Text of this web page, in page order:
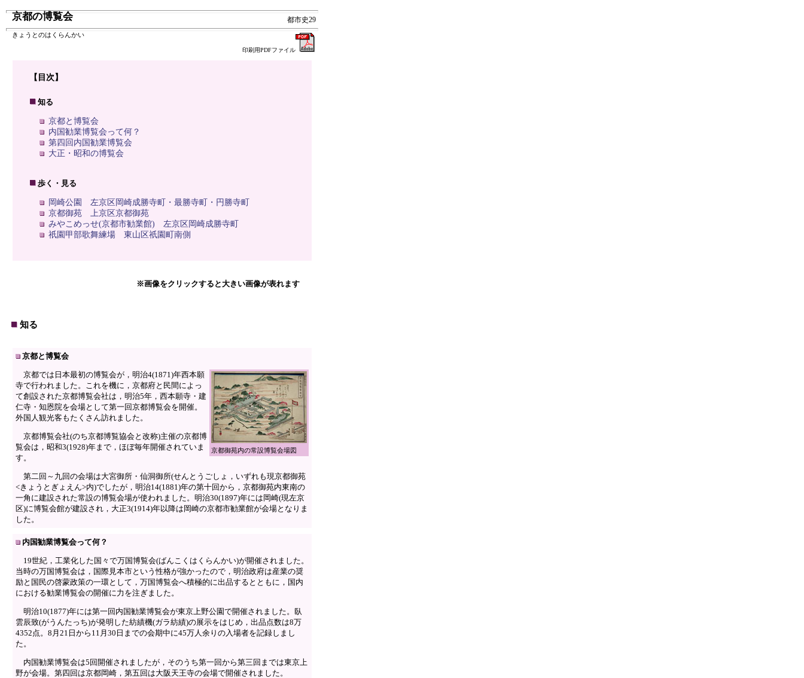
京都の博覧会 都市史29
きょうとのはくらんかい
印刷用PDFファイル
【目次】
知る
京都と博覧会
内国勧業博覧会って何？
第四回内国勧業博覧会
大正・昭和の博覧会
歩く・見る
岡崎公園 左京区岡崎成勝寺町・最勝寺町・円勝寺町
京都御苑 上京区京都御苑
みやこめっせ(京都市勧業館) 左京区岡崎成勝寺町
祇園甲部歌舞練場 東山区祇園町南側
※画像をクリックすると大きい画像が表れます
知る
京都と博覧会
京都御苑内の常設博覧会場図
京都では日本最初の博覧会が，明治4(1871)年西本願
寺で行われました。これを機に，京都府と民間によっ
て創設された京都博覧会社は，明治5年，西本願寺・建
仁寺・知恩院を会場として第一回京都博覧会を開催。
外国人観光客もたくさん訪れました。
京都博覧会社(のち京都博覧協会と改称)主催の京都博
覧会は，昭和3(1928)年まで，ほぼ毎年開催されていま
す。
第二回～九回の会場は大宮御所・仙洞御所(せんとうごしょ，いずれも現京都御苑
<きょうとぎょえん>内)でしたが，明治14(1881)年の第十回から，京都御苑内東南の
一角に建設された常設の博覧会場が使われました。明治30(1897)年には岡崎(現左京
区)に博覧会館が建設され，大正3(1914)年以降は岡崎の京都市勧業館が会場となりま
した。
内国勧業博覧会って何？
19世紀，工業化した国々で万国博覧会(ばんこくはくらんかい)が開催されました。
当時の万国博覧会は，国際見本市という性格が強かったので，明治政府は産業の奨
励と国民の啓蒙政策の一環として，万国博覧会へ積極的に出品するとともに，国内
における勧業博覧会の開催に力を注ぎました。
明治10(1877)年には第一回内国勧業博覧会が東京上野公園で開催されました。臥
雲辰致(がうんたっち)が発明した紡績機(ガラ紡績)の展示をはじめ，出品点数は8万
4352点。8月21日から11月30日までの会期中に45万人余りの入場者を記録しまし
た。
内国勧業博覧会は5回開催されましたが，そのうち第一回から第三回までは東京上
野が会場。第四回は京都岡崎，第五回は大阪天王寺の会場で開催されました。